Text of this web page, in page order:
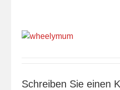
Schreiben Sie einen